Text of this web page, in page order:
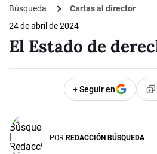
Búsqueda
Cartas al director
24 de abril de 2024
El Estado de
+ Seguir en
POR REDACCIÓN BÚSQUEDA